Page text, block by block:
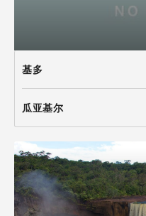
基多
瓜亚基尔